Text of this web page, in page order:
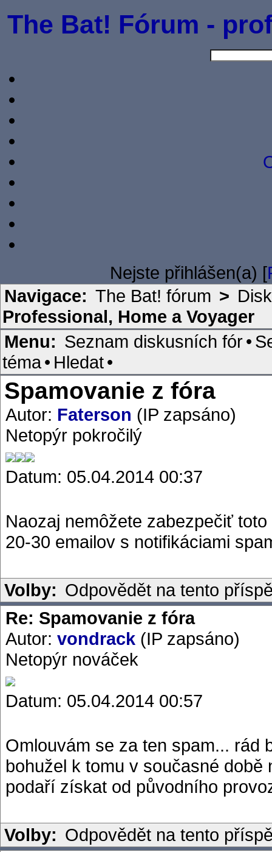
The Bat! Fórum -
Nejste přihlášen(a) [
Navigace: The Bat! fórum >
Professional, Home a Voyager
Menu: Seznam diskusních fór•
téma• Hledat•
Spamovanie z fóra
Autor: Faterson (IP zapsáno)
Netopýr pokročilý
Datum: 05.04.2014 00:37
Naozaj nemôžete zabezpečiť
20-30 emailov s notifikáciami
Volby: Odpovědět na tento
Re: Spamovanie z fóra
Autor: vondrack (IP zapsáno)
Netopýr nováček
Datum: 05.04.2014 00:57
Omlouvám se za ten spam... rád
bohužel k tomu v současné
podaří získat od původního
Volby: Odpovědět na tento